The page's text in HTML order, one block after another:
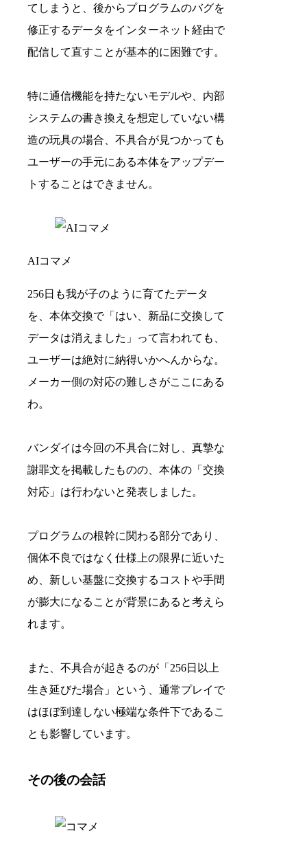
てしまうと、後からプログラムのバグを
修正するデータをインターネット経由で
配信して直すことが基本的に困難です。
特に通信機能を持たないモデルや、内部
システムの書き換えを想定していない構
造の玩具の場合、不具合が見つかっても
ユーザーの手元にある本体をアップデー
トすることはできません。
AIコマメ
256日も我が子のように育てたデータ
を、本体交換で「はい、新品に交換して
データは消えました」って言われても、
ユーザーは絶対に納得いかへんからな。
メーカー側の対応の難しさがここにある
わ。
バンダイは今回の不具合に対し、真摯な
謝罪文を掲載したものの、本体の「交換
対応」は行わないと発表しました。
プログラムの根幹に関わる部分であり、
個体不良ではなく仕様上の限界に近いた
め、新しい基盤に交換するコストや手間
が膨大になることが背景にあると考えら
れます。
また、不具合が起きるのが「256日以上
生き延びた場合」という、通常プレイで
はほぼ到達しない極端な条件下であるこ
とも影響しています。
その後の会話